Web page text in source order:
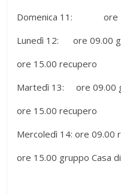
Domenica 11: ore
Lunedì 12: ore 09.00
ore 15.00 recupero
Martedì 13: ore 09.00
ore 15.00 recupero
Mercoledì 14: ore 09.00
ore 15.00 gruppo Casa